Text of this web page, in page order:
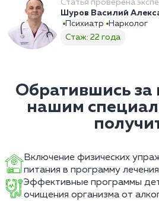
Статья проверена
Шуров Василий
Психиатр
Нарколог
Стаж: 22 года
Обратившись
нашим
Включение физических
питания в программу
Эффективные программы
очищения организма от